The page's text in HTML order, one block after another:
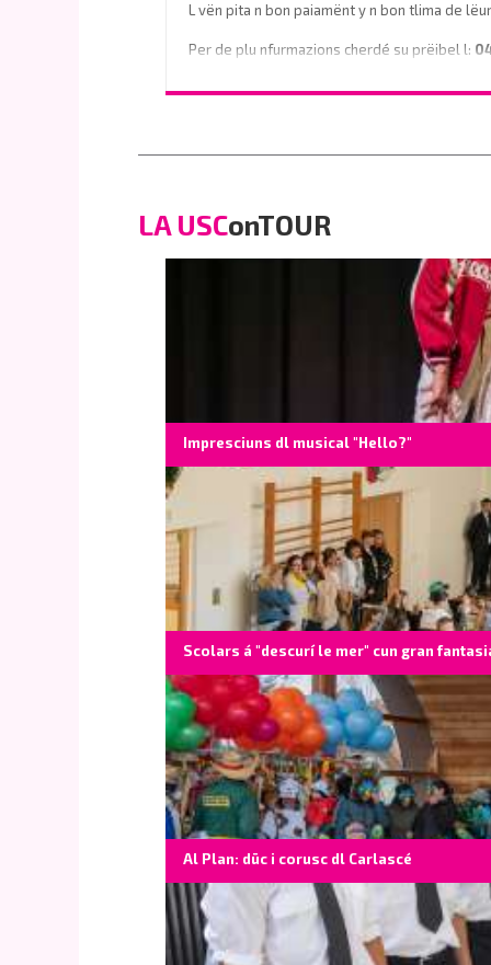
L vën pita n bon paiamënt y n bon tlima de
Per de plu nfurmazions cherdé su prëibel l:
info@vinaholz.com
LA USConTOUR
Impresciuns dl musical "Hello?"
Scolars á "descurí le mer" cun gran
Al Plan: düc i corusc dl Carlascé